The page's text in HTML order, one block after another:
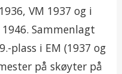
VM 1937 og i
Sammenlagt
plass i EM (1937 og
på skøyter på